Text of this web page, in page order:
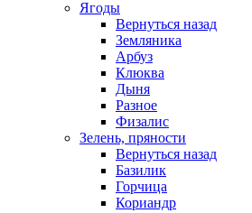
Ягоды
Вернуться назад
Земляника
Арбуз
Клюква
Дыня
Разное
Физалис
Зелень, пряности
Вернуться назад
Базилик
Горчица
Кориандр